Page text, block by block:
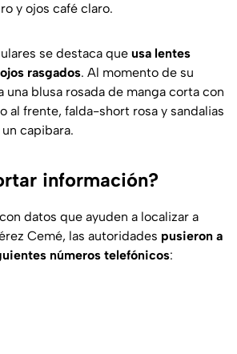
y ojos café claro.
se destaca que usa lentes
rasgados. Al momento de su
una blusa rosada de manga corta con
al frente, falda-short rosa y sandalias
capibara.
información?
datos que ayuden a localizar a
Cemé, las autoridades pusieron a
números telefónicos: